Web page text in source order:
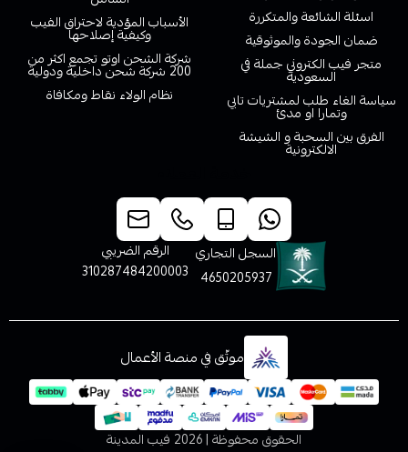
اسئلة الشائعة والمتكررة
ضمان الجودة والموثوقية
متجر فيب الكتروني جملة في
السعودية
سياسة الغاء طلب لمشتريات تابي
وتمارا او مدئ
الفرق بين السحبة و الشيشة
الالكترونية
الأسباب المؤدية لاحتراق الفيب
وكيفية إصلاحها
شركة الشحن اوتو تجمع اكثر من
200 شركة شحن داخلية ودولية
نظام الولاء نقاط ومكافاة
السجل التجاري
4650205937
الرقم الضريبي
310287484200003
موثّق في منصة الأعمال
الحقوق محفوظة | 2026 فيب المدينة